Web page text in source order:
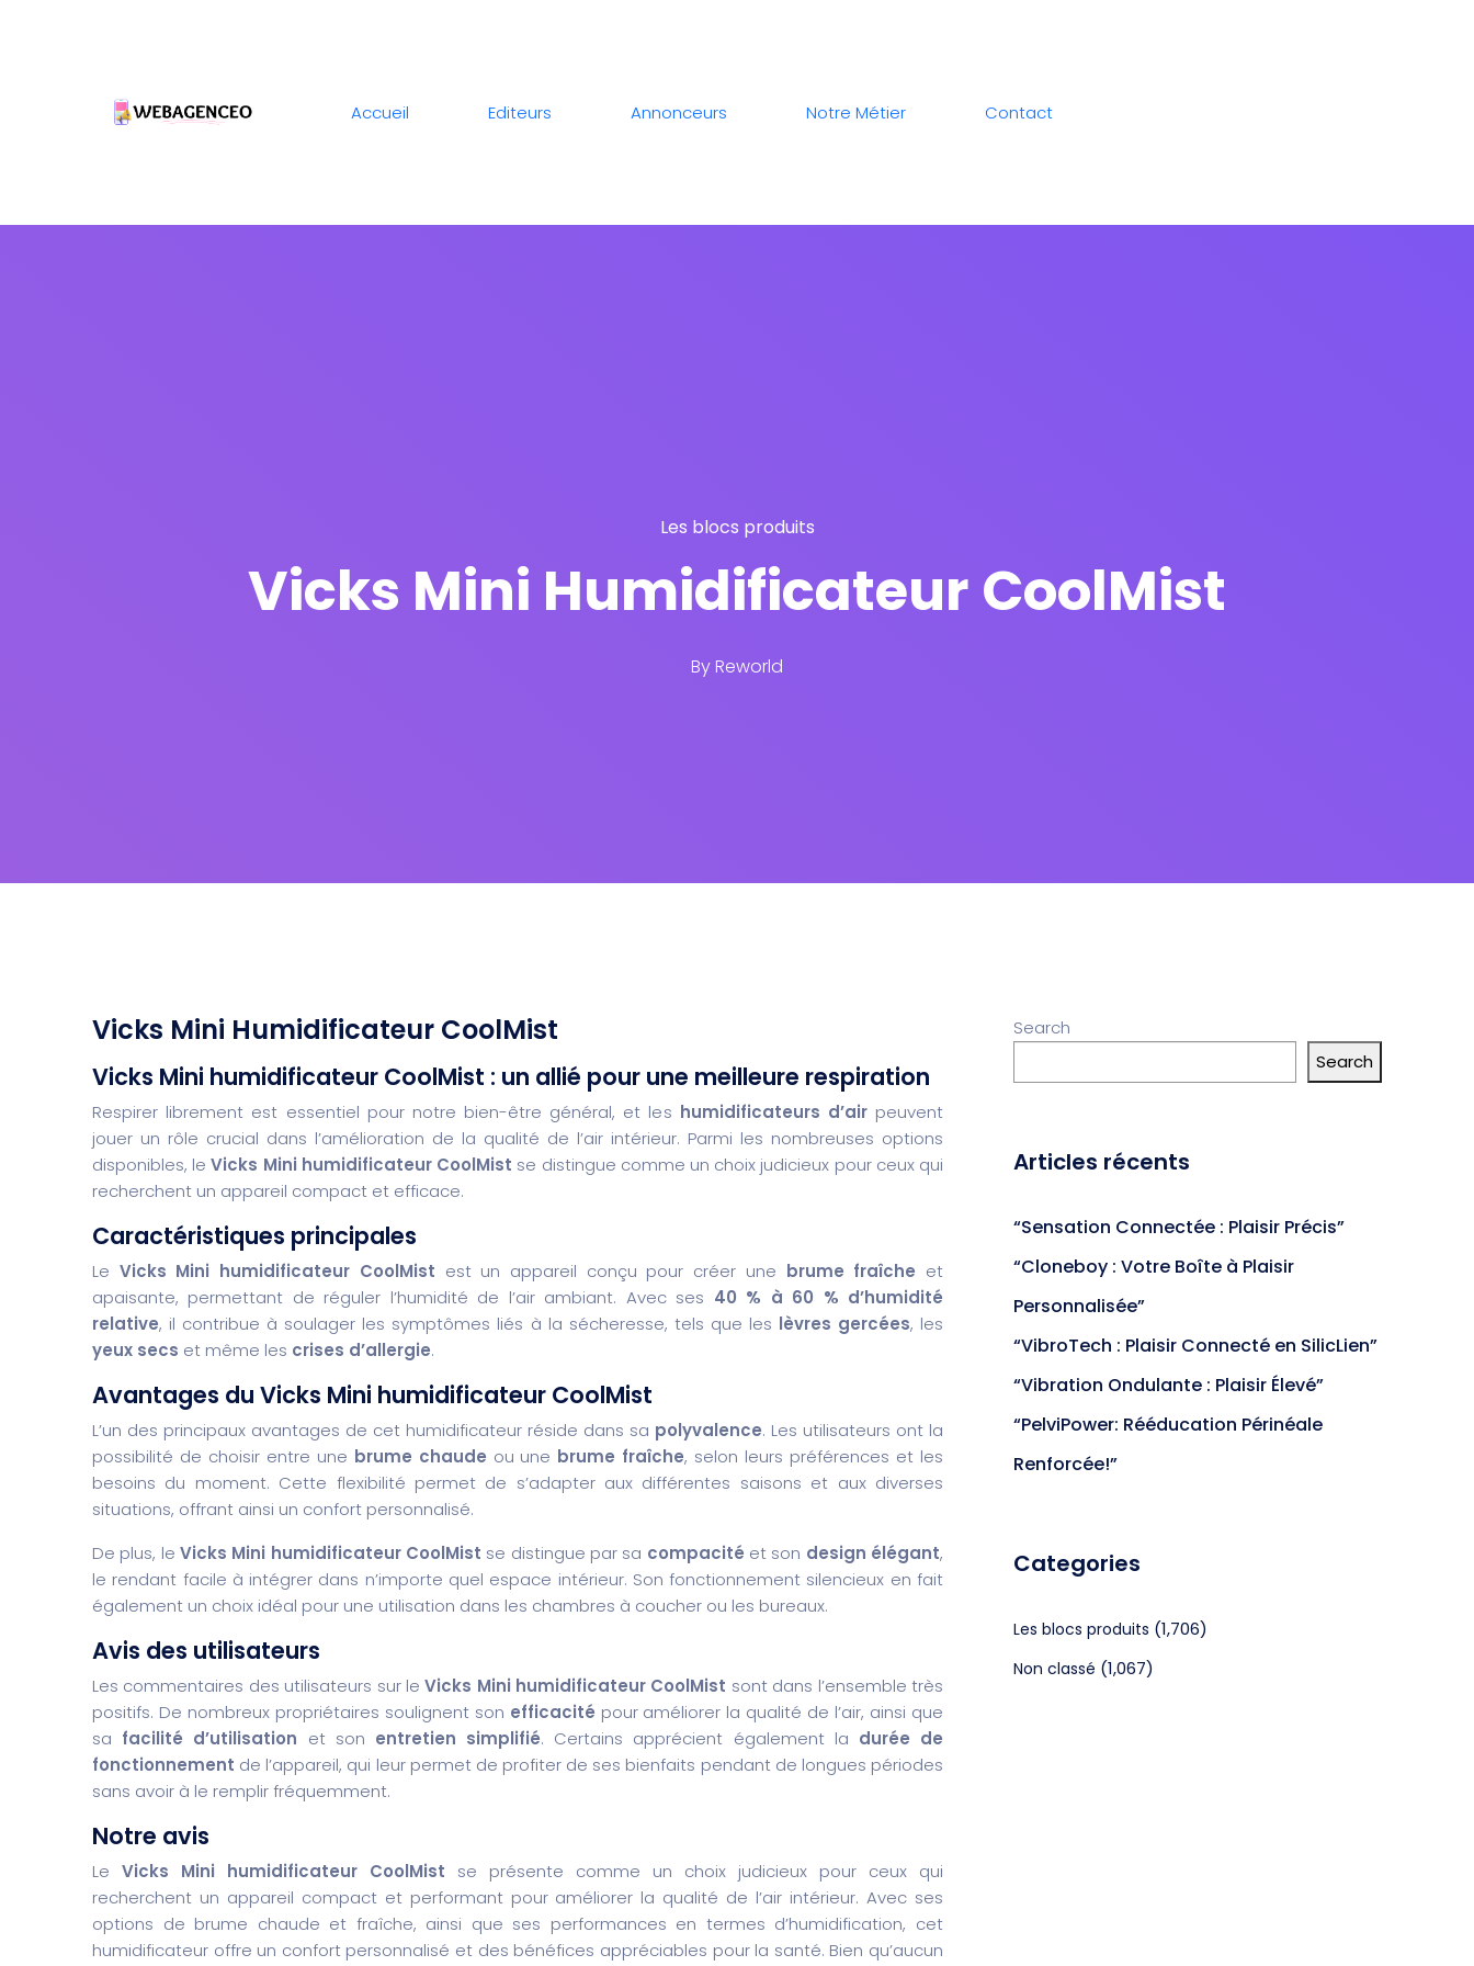
Accueil Editeurs Annonceurs Notre Métier Contact
Les blocs produits
Vicks Mini Humidificateur CoolMist
ByReworld
Vicks Mini Humidificateur CoolMist
Vicks Mini humidificateur CoolMist : un allié pour une meilleure respiration
Respirer librement est essentiel pour notre bien-être général, et les humidificateurs d’airpeuvent
jouer un rôle crucial dans l’amélioration de la qualité de l’air intérieur. Parmi les nombreuses options
disponibles, leVicks Mini humidificateur CoolMist se distingue comme un choix judicieux pour ceux qui
recherchent un appareil compact et efficace.
Caractéristiques principales
Le Vicks Mini humidificateur CoolMist est un appareil conçu pour créer une brume fraîche et
apaisante, permettant de réguler l’humidité de l’air ambiant. Avec ses 40 % à 60 % d’humidité
relative, il contribue à soulager les symptômes liés à la sécheresse, tels que les lèvres gercées, les
yeux secs et même les crises d’allergie.
Avantages du Vicks Mini humidificateur CoolMist
L’un des principaux avantages de cet humidificateur réside dans sa polyvalence. Les utilisateurs ont la
possibilité de choisir entre une brume chaude ou une brume fraîche, selon leurs préférences et les
besoins du moment. Cette flexibilité permet de s’adapter aux différentes saisons et aux diverses
situations, offrant ainsi un confort personnalisé.
De plus, le Vicks Mini humidificateur CoolMist se distingue par sa compacité et son design élégant,
le rendant facile à intégrer dans n’importe quel espace intérieur. Son fonctionnement silencieux en fait
également un choix idéal pour une utilisation dans les chambres à coucher ou les bureaux.
Avis des utilisateurs
Les commentaires des utilisateurs sur leVicks Mini humidificateur CoolMist sont dans l’ensemble très
positifs. De nombreux propriétaires soulignent son efficacité pour améliorer la qualité de l’air, ainsi que
sa facilité d’utilisation et son entretien simplifié. Certains apprécient également la durée de
fonctionnement de l’appareil, qui leur permet de profiter de ses bienfaits pendant de longues périodes
sans avoir à le remplir fréquemment.
Notre avis
Le Vicks Mini humidificateur CoolMist se présente comme un choix judicieux pour ceux qui
recherchent un appareil compact et performant pour améliorer la qualité de l’air intérieur. Avec ses
options de brume chaude et fraîche, ainsi que ses performances en termes d’humidification, cet
humidificateur offre un confort personnalisé et des bénéfices appréciables pour la santé. Bien qu’aucun
Search
Search
Articles récents
“Sensation Connectée : Plaisir Précis”
“Cloneboy : Votre Boîte à Plaisir
Personnalisée”
“VibroTech : Plaisir Connecté en SilicLien”
“Vibration Ondulante : Plaisir Élevé”
“PelviPower: Rééducation Périnéale
Renforcée!”
Categories
Les blocs produits (1,706)
Non classé (1,067)